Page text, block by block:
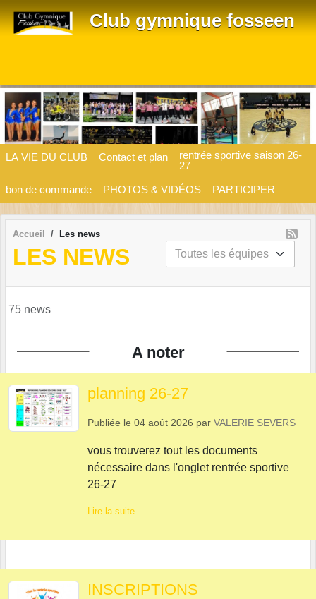
Club gymnique fosseen
LA VIE DU CLUB Contact et plan
rentrée sportive saison 26-
27
bon de commande
PHOTOS & VIDÉOS PARTICIPER
Accueil Les news
LES NEWS
75 news
A noter
planning 26-27
Publiée le 04 août 2026 par VALERIE SEVERS
vous trouverez tout les documents
nécessaire dans l'onglet rentrée sportive
26-27
Lire la suite
INSCRIPTIONS
Panneau de gestion des cookies